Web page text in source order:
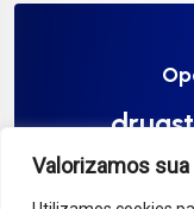
Valorizamos